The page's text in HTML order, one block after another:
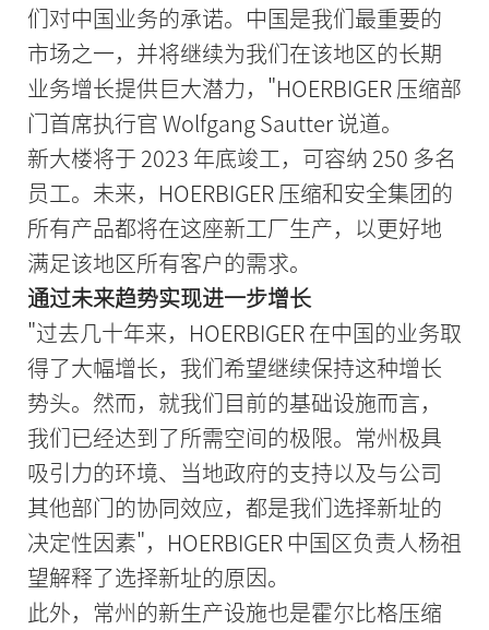
们对中国业务的承诺。中国是我们最重要的
市场之一，并将继续为我们在该地区的长期
业务增长提供巨大潜力，"HOERBIGER 压缩部
门首席执行官 Wolfgang Sautter 说道。
新大楼将于 2023 年底竣工，可容纳 250 多名
员工。未来，HOERBIGER 压缩和安全集团的
所有产品都将在这座新工厂生产，以更好地
满足该地区所有客户的需求。
通过未来趋势实现进一步增长
"过去几十年来，HOERBIGER 在中国的业务取
得了大幅增长，我们希望继续保持这种增长
势头。然而，就我们目前的基础设施而言，
我们已经达到了所需空间的极限。常州极具
吸引力的环境、当地政府的支持以及与公司
其他部门的协同效应，都是我们选择新址的
决定性因素"，HOERBIGER 中国区负责人杨祖
望解释了选择新址的原因。
此外，常州的新生产设施也是霍尔比格压缩